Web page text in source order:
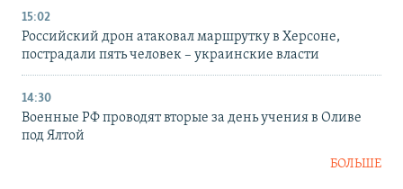
15:02
Российский дрон атаковал маршрутку в Херсоне,
пострадали пять человек – украинские власти
14:30
Военные РФ проводят вторые за день учения в Оливе
под Ялтой
БОЛЬШЕ